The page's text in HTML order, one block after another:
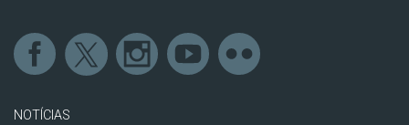
NOTÍCIAS